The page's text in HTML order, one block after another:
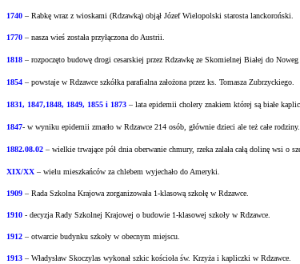
1740 – Rabkę wraz z wioskami (Rdzawką) objął Józef Wielopolski starosta lanckoroński.
1770 – nasza wieś została przyłączona do Austrii.
1818 – rozpoczęto budowę drogi cesarskiej przez Rdzawkę ze Skomielnej Białej do Noweg
1854 – powstaje w Rdzawce szkółka parafialna założona przez ks. Tomasza Zubrzyckiego.
1831, 1847,1848, 1849, 1855 i 1873 – lata epidemii cholery znakiem której są białe
1847- w wyniku epidemii zmarło w Rdzawce 214 osób, głównie dzieci ale też całe rodziny.
1882.08.02 – wielkie trwające pół dnia oberwanie chmury, rzeka zalała całą dolinę wsi o
XIX/XX – wielu mieszkańców za chlebem wyjechało do Ameryki.
1909 – Rada Szkolna Krajowa zorganizowała 1-klasową szkołę w Rdzawce.
1910 - decyzja Rady Szkolnej Krajowej o budowie 1-klasowej szkoły w Rdzawce.
1912 – otwarcie budynku szkoły w obecnym miejscu.
1913 – Władysław Skoczylas wykonał szkic kościoła św. Krzyża i kapliczki w Rdzawce.